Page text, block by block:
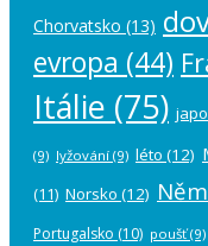
Chorvatsko (13)
evropa (44)
Itálie (75)
(9) lyžování (9) léto (12)
(11) Norsko (12)
Portugalsko (10) poušť(9)